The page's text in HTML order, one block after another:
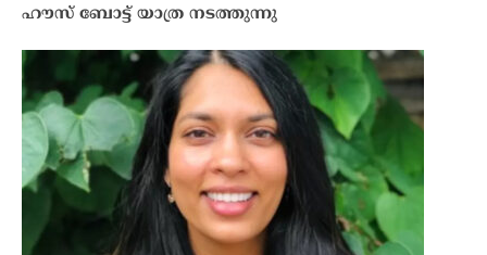
ഹൗസ് ബോട്ട് യാത്ര നടത്തുന്നു